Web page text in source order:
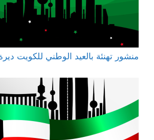
منشور تهنئة بالعيد الوطني للكويت